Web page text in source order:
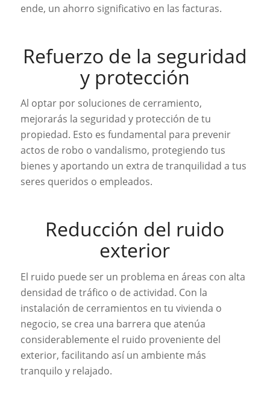
ende, un ahorro significativo en las facturas.
Refuerzo de la seguridad
y protección
Al optar por soluciones de cerramiento,
mejorarás la seguridad y protección de tu
propiedad. Esto es fundamental para prevenir
actos de robo o vandalismo, protegiendo tus
bienes y aportando un extra de tranquilidad a tus
seres queridos o empleados.
Reducción del ruido
exterior
El ruido puede ser un problema en áreas con alta
densidad de tráfico o de actividad. Con la
instalación de cerramientos en tu vivienda o
negocio, se crea una barrera que atenúa
considerablemente el ruido proveniente del
exterior, facilitando así un ambiente más
tranquilo y relajado.